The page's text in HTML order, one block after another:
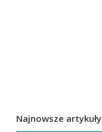
Najnowsze artykuły